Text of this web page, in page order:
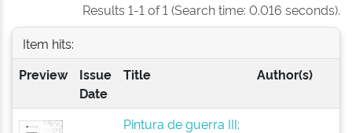
Results 1-1 of 1 (Search time: 0.016 seconds).
Item hits:
Preview
Issue
Date
Title Author(s)
Pintura de guerra III: